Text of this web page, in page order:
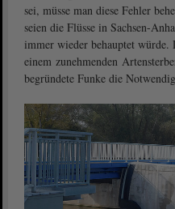
sei, müsse man diese Fehler
seien die Flüsse in Sachsen-
immer wieder behauptet würde.
einem zunehmenden
begründete Funke die